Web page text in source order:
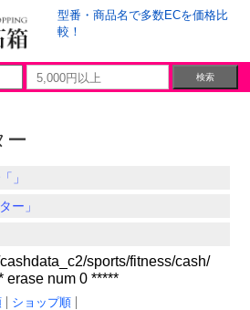
型番・商品名で多数ECを価格比
較！
ー
」
ー」
sports/fitness/cash/
erase num 0 *****
ショップ順